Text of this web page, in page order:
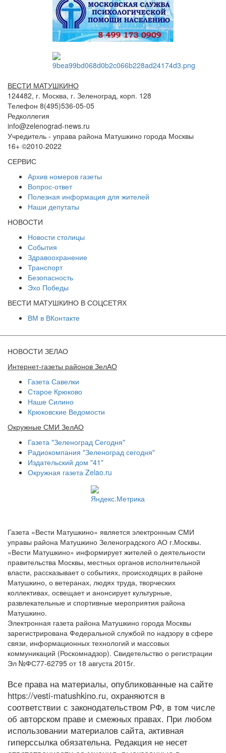
ВЕСТИ МАТУШКИНО
124482, г. Москва, г. Зеленоград, корп. 128
Телефон 8(495)536-05-05
Редколлегия
info@zelenograd-news.ru
Учредитель - управа района Матушкино города Москвы
16+ ©2010-2022
СЕРВИС
Архив номеров газеты
Вопрос-ответ
Полезная информация для жителей
Наши депутаты
НОВОСТИ
Новости столицы
События
Здравоохранение
Транспорт
Безопасность
Эхо Победы
ВЕСТИ МАТУШКИНО В СОЦСЕТЯХ
ВМ в ВКонтакте
НОВОСТИ ЗЕЛАО
Интернет-газеты районов ЗелАО
Газета Савелки
Старое Крюково
Наше Силино
Крюковские Ведомости
Окружные СМИ ЗелАО
Газета "Зеленоград Сегодня"
Радиокомпания "Зеленоград сегодня"
Издательский дом "41"
Окружная газета Zelao.ru
Газета «Вести Матушкино» является электронным СМИ
управы района Матушкино Зеленоградского АО г.Москвы.
«Вести Матушкино» информирует жителей о деятельности
правительства Москвы, местных органов исполнительной
власти, рассказывает о событиях, происходящих в районе
Матушкино, о ветеранах, людях труда, творческих
коллективах, освещает и анонсирует культурные,
развлекательные и спортивные мероприятия района
Матушкино.
Электронная газета района Матушкино города Москвы
зарегистрирована Федеральной службой по надзору в сфере
связи, информационных технологий и массовых
коммуникаций (Роскомнадзор). Свидетельство о регистрации
Эл №ФС77-62795 от 18 августа 2015г.
Все права на материалы, опубликованные на сайте
https://vesti-matushkino.ru, охраняются в
соответствии с законодательством РФ, в том числе
об авторском праве и смежных правах. При любом
использовании материалов сайта, активная
гиперссылка обязательна. Редакция не несет